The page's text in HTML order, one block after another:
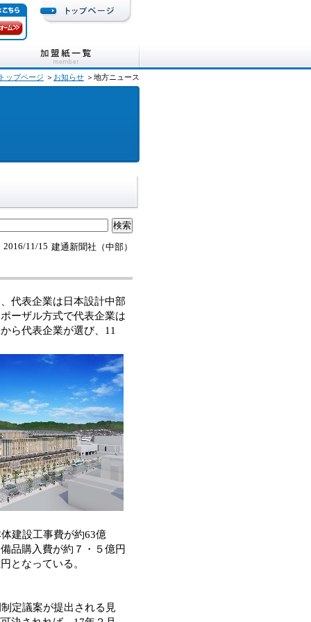
トップページ ＞ お知らせ ＞地方ニュース
建通新聞社（中部）
2016/11/15
代表企業は日本設計中部
ーザル方式で代表企業は
ら代表企業が選び、11
建設工事費が約63億
品購入費が約７・５億円
となっている。
定議案が提出される見